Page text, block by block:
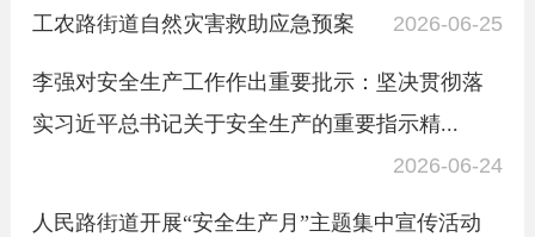
工农路街道自然灾害救助应急预案 2026-06-25
李强对安全生产工作作出重要批示：坚决贯彻落
实习近平总书记关于安全生产的重要指示精...
2026-06-24
人民路街道开展“安全生产月”主题集中宣传活动